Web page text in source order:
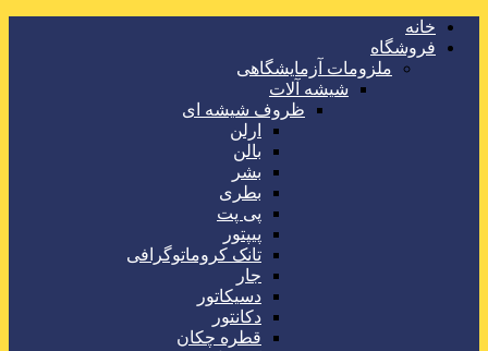
خانه
فروشگاه
ملزومات آزمایشگاهی
شیشه آلات
ظروف شیشه ای
ارلن
بالن
بشر
بطری
پی پت
پیپتور
تانک کروماتوگرافی
جار
دسیکاتور
دکانتور
قطره چکان